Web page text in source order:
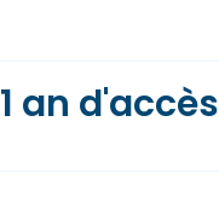
1 an d'accès